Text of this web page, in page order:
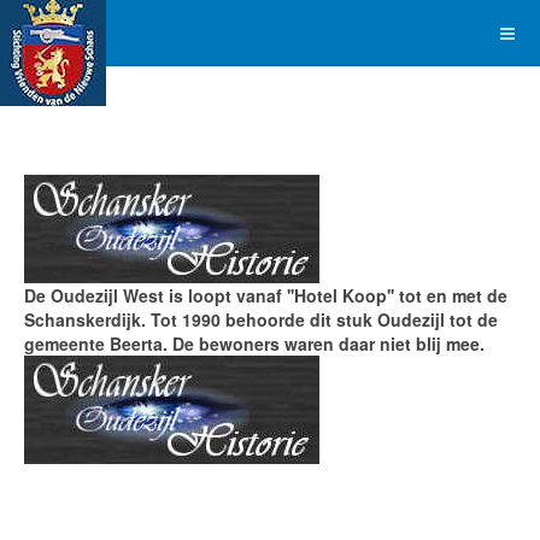
De Oudezijl West is loopt vanaf ''Hotel Koop'' tot en met de
Schanskerdijk. Tot 1990 behoorde dit stuk Oudezijl tot de
gemeente Beerta. De bewoners waren daar niet blij mee.